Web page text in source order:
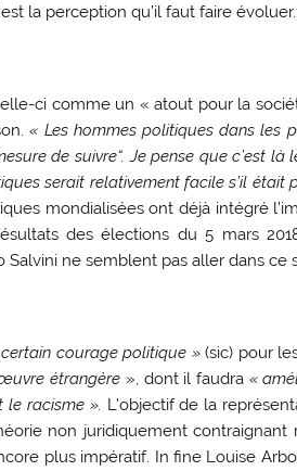
la perception qu’il faut faire évoluer.
ci comme un « atout pour la
« Les hommes politiques dans les
de suivre“. Je pense que c’est là
serait relativement facile s’il était
mondialisées ont déjà intégré
des élections du 5 mars
ne semblent pas aller dans ce
courage politique »(sic) pour
étrangère », dont il faudra «
racisme ». L’objectif de la
non juridiquement contraignant
plus impératif. In fine Louise